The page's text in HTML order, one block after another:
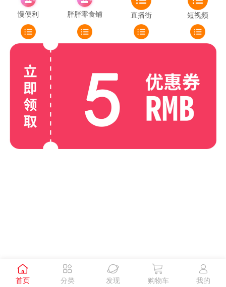
慢便利 胖胖零食铺 直播街 短视频

首页

分类

发现

购物车

我的